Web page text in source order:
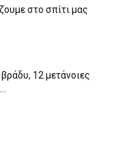
στο σπίτι μας
12 μετάνοιες